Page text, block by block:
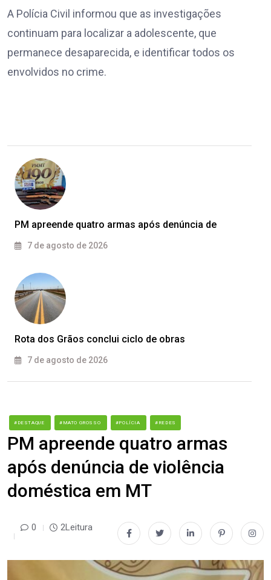
A Polícia Civil informou que as investigações
continuam para localizar a adolescente, que
permanece desaparecida, e identificar todos os
envolvidos no crime.
PM apreende quatro armas após denúncia de
7 de agosto de 2026
Rota dos Grãos conclui ciclo de obras
7 de agosto de 2026
#DESTAQUE #MATO GROSSO #POLÍCIA #REDES
PM apreende quatro armas
após denúncia de violência
doméstica em MT
0 2Leitura